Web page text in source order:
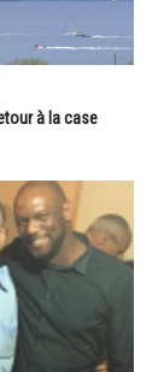
à la case